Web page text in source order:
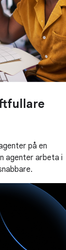
på en
agenter arbeta i